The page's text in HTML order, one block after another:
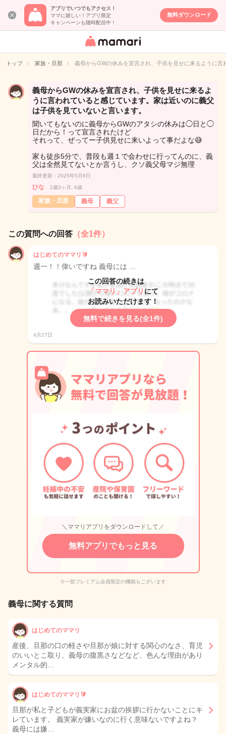
アプリでいつでもアクセス！
ママに嬉しい！アプリ限定
キャンペーンも随時配信中！
無料ダウンロード
女性専用匿名QA
イト
トップ 家族・旦那 義母からGWの休みを宣言され、子供を見せに来るように
義母からGWの休みを宣言され、子供を見せに来るよ
うに言われていると感じています。家は近いのに義父
は子供を見ていないと言います。
聞いてもないのに義母からGWのアタシの休みは◯日と◯
日だから！って宣言されたけど
それって、ぜってー子供見せに来いよって事だよな😅
家も徒歩5分で、普段も週１で会わせに行ってんのに、義
父は全然見てないとか言うし、クソ義父母マジ無理
最終更新：2025年5月9日
ひな 2歳3ヶ月, 6歳
家族・旦那 義母 義父
この質問への回答 （全1件）
はじめてのママリ🔰
週一！！偉いですね 義母には …
この回答の続きは
「ママリ」アプリ にて
お読みいただけます！
無料で続きを見る(全1件)
4月27日
＼ママリアプリをダウンロードして／
無料アプリでもっと見る
※一部プレミアム会員限定の機能もございます
義母に関する質問
はじめてのママリ
産後、旦那の口の軽さや旦那が娘に対する関心のなさ、育児
のいいとこ取り、義母の腹黒さなどなど、色んな理由があり
メンタル的…
はじめてのママリ🔰
旦那が私と子どもが義実家にお盆の挨拶に行かないことにキ
レています。 義実家が嫌いなのに行く意味ないですよね？
義母には嫌…